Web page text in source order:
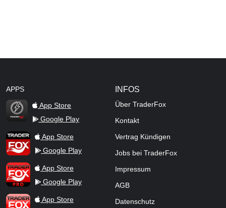
APPS
TraderFox Flash
App Store
Google Play
TraderFox AppApp Store
Google Play
TraderFox ProApp Store
Google Play
TraderFox dpa-AFX ProFeed
App Store
INFOS
Über TraderFox
Kontakt
Vertrag Kündigen
Jobs bei TraderFox
Impressum
AGB
Datenschutz